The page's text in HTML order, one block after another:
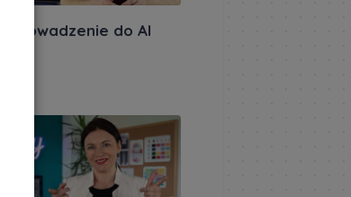
do AI